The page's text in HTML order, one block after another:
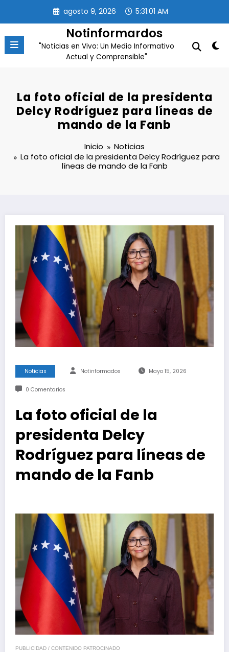
contenido
agosto 9, 2026 5:31:01 AM
Notinformardos
"Noticias en Vivo: Un Medio Informativo
Actual y Comprensible"
La foto oficial de la presidenta
Delcy Rodríguez para líneas de
mando de la Fanb
Inicio
Noticias
La foto oficial de la presidenta Delcy Rodríguez para
líneas de mando de la Fanb
Noticias Notinformados Mayo 15, 2026
0 Comentarios
La foto oficial de la
presidenta Delcy
Rodríguez para líneas de
mando de la Fanb
PUBLICIDAD / CONTENIDO PATROCINADO